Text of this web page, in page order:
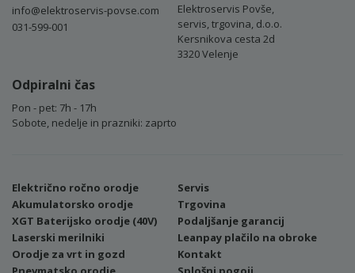
info@elektroservis-povse.com
031-599-001
Elektroservis Povše,
servis, trgovina, d.o.o.
Kersnikova cesta 2d
3320 Velenje
Odpiralni čas
Pon - pet: 7h - 17h
Sobote, nedelje in prazniki: zaprto
Električno ročno orodje
Akumulatorsko orodje
XGT Baterijsko orodje (40V)
Laserski merilniki
Orodje za vrt in gozd
Servis
Trgovina
Podaljšanje garancij
Leanpay plačilo na obroke
Kontakt